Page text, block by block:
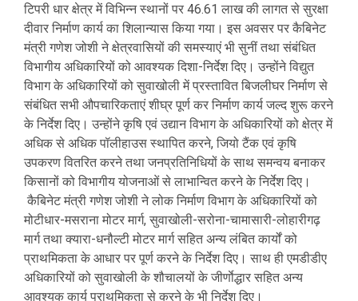
टिपरी धार क्षेत्र में विभिन्न स्थानों पर 46.61 लाख की लागत से सुरक्षा
दीवार निर्माण कार्य का शिलान्यास किया गया। इस अवसर पर कैबिनेट
मंत्री गणेश जोशी ने क्षेत्रवासियों की समस्याएं भी सुनीं तथा संबंधित
विभागीय अधिकारियों को आवश्यक दिशा-निर्देश दिए। उन्होंने विद्युत
विभाग के अधिकारियों को सुवाखोली में प्रस्तावित बिजलीघर निर्माण से
संबंधित सभी औपचारिकताएं शीघ्र पूर्ण कर निर्माण कार्य जल्द शुरू करने
के निर्देश दिए। उन्होंने कृषि एवं उद्यान विभाग के अधिकारियों को क्षेत्र में
अधिक से अधिक पॉलीहाउस स्थापित करने, जियो टैंक एवं कृषि
उपकरण वितरित करने तथा जनप्रतिनिधियों के साथ समन्वय बनाकर
किसानों को विभागीय योजनाओं से लाभान्वित करने के निर्देश दिए।
कैबिनेट मंत्री गणेश जोशी ने लोक निर्माण विभाग के अधिकारियों को
मोटीधार-मसराना मोटर मार्ग, सुवाखोली-सरोना-चामासारी-लोहारीगढ़
मार्ग तथा क्यारा-धनौल्टी मोटर मार्ग सहित अन्य लंबित कार्यों को
प्राथमिकता के आधार पर पूर्ण करने के निर्देश दिए। साथ ही एमडीडीए
अधिकारियों को सुवाखोली के शौचालयों के जीर्णाेद्धार सहित अन्य
आवश्यक कार्य प्राथमिकता से करने के भी निर्देश दिए।